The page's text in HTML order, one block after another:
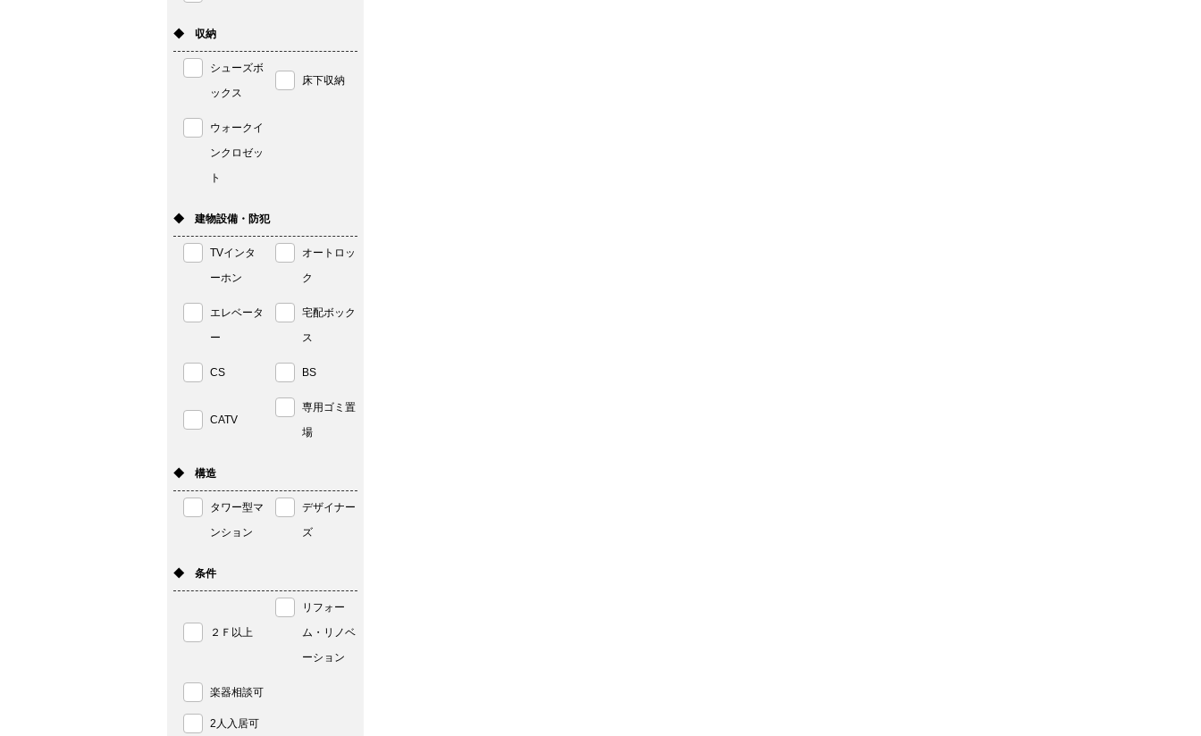
◆ 収納
シューズボ
ックス
床下収納
ウォークイ
ンクロゼッ
ト
◆ 建物設備・防犯
TVインタ
ーホン
オートロッ
ク
エレベータ
ー
宅配ボック
ス
CS BS
CATV
専用ゴミ置
場
◆ 構造
タワー型マ
ンション
デザイナー
ズ
◆ 条件
２Ｆ以上
リフォー
ム・リノベ
ーション
楽器相談可
2人入居可